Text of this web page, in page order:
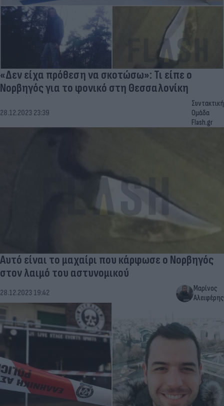
«Δεν είχα πρόθεση να σκοτώσω»: Τι είπε ο
Νορβηγός για το φονικό στη Θεσσαλονίκη
28.12.2023 23:39
Συντακτική
Ομάδα
Flash.gr
Αυτό είναι το μαχαίρι που κάρφωσε ο Νορβηγός
στον λαιμό του αστυνομικού
28.12.2023 19:42
Μαρίνος
Αλειφέρης